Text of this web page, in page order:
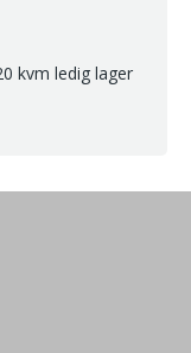
kvm ledig lager